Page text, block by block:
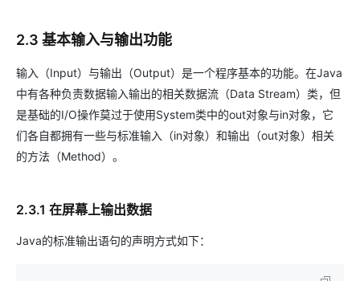
2.3 基本输入与输出功能
输入（Input）与输出（Output）是一个程序基本的功能。在Java
中有各种负责数据输入输出的相关数据流（Data Stream）类，但
是基础的I/O操作莫过于使用System类中的out对象与in对象，它
们各自都拥有一些与标准输入（in对象）和输出（out对象）相关
的方法（Method）。
2.3.1 在屏幕上输出数据
Java的标准输出语句的声明方式如下：